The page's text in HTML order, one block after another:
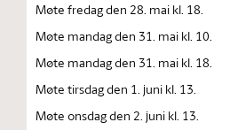
Møte fredag den 28. mai kl. 18.
Møte mandag den 31. mai kl. 10.
Møte mandag den 31. mai kl. 18.
Møte tirsdag den 1. juni kl. 13.
Møte onsdag den 2. juni kl. 13.